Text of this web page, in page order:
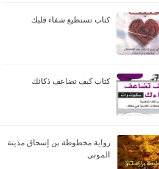
كتاب تستطيع شفاء قلبك
كتاب كيف تضاعف ذكائك
رواية مخطوطة بن إسحاق مدينة
الموتى